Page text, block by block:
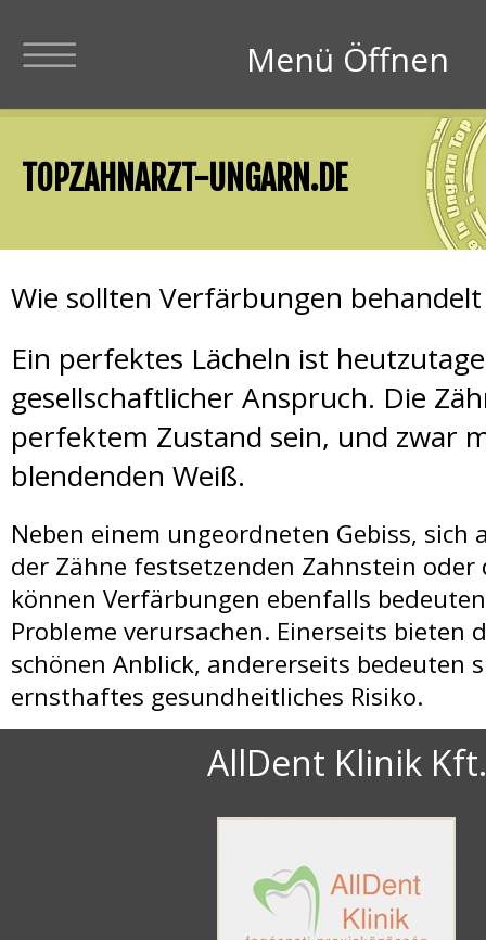
Menü Schliesen
Zahnärzte in
Zahnärzte Preise
Zahnimplantate +
Zahnersätze +
Zahnarzt Suche
Zahnbehandlungen in
Zahnkliniken in
Zahnärzte in
Menü Öffnen
TOPZAHNARZT-UNGARN.DE
Wie sollten Verfärbungen
Ein perfektes Lächeln ist
gesellschaftlicher Anspruch. Die
perfektem Zustand sein, und zwar
blendenden Weiß.
Neben einem ungeordneten Gebiss, sich
der Zähne festsetzenden Zahnstein oder
können Verfärbungen ebenfalls
Probleme verursachen. Einerseits bieten
schönen Anblick, andererseits bedeuten
ernsthaftes gesundheitliches Risiko.
AllDent Klinik Kft.